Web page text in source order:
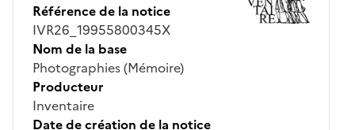
Référence de la notice
IVR26_19955800345X
Nom de la base
Photographies (Mémoire)
Producteur
Inventaire
Date de création de la notice